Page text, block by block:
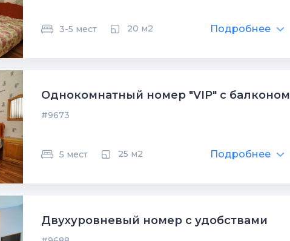
3-5 мест 20 м2 Подробнее
Однокомнатный номер "VIP" с балконом
#9673
5 мест 25 м2 Подробнее
Двухуровневый номер с удобствами